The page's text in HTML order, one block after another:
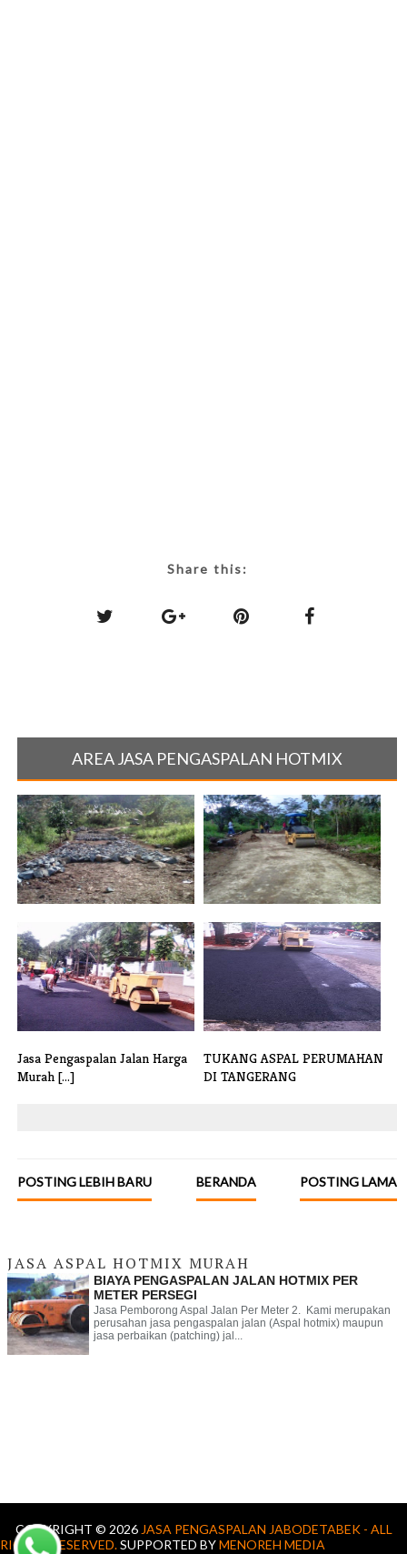
Share this:
AREA JASA PENGASPALAN HOTMIX
Jasa Pengaspalan Jalan di
Jabodetab[...]
Jasa Pengaspalan Jalan Harga
Murah [...]
Jasa Pengaspalan Jalan Harga
Murah [...]
TUKANG ASPAL PERUMAHAN
DI TANGERANG
POSTING LEBIH BARU POSTING LAMA
BERANDA
JASA ASPAL HOTMIX MURAH
BIAYA PENGASPALAN JALAN HOTMIX PER
METER PERSEGI
Jasa Pemborong Aspal Jalan Per Meter 2. Kami merupakan
perusahan jasa pengaspalan jalan (Aspal hotmix) maupun
jasa perbaikan (patching) jal...
COPYRIGHT © 2026 JASA PENGASPALAN JABODETABEK - ALL
RIGHTS RESERVED.SUPPORTED BYMENOREH MEDIA